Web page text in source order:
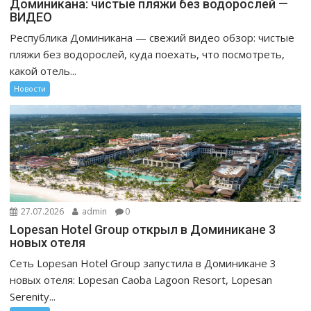
Доминикана: чистые пляжи без водорослей —
ВИДЕО
Республика Доминикана — свежий видео обзор: чистые
пляжи без водорослей, куда поехать, что посмотреть,
какой отель...
Новости
27.07.2026 admin 0
Lopesan Hotel Group открыл в Доминикане 3
новых отеля
Сеть Lopesan Hotel Group запустила в Доминикане 3
новых отеля: Lopesan Caoba Lagoon Resort, Lopesan
Serenity...